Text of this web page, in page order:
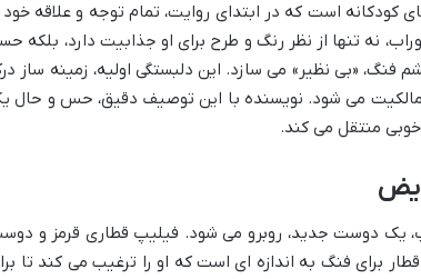
کودکانه است که در ابتدای روایت، تمام توجه و علاقه خود
نه تنها از نظر رنگ و طرح برای او جذابیت دارد، بلکه
فنگ، «بی نظیر» می سازد. این دلبستگی اولیه، زمینه ساز
می شود. نویسنده با این توصیف دقیق، حس و حال
منتقل می کند.
یک دوست جدید، روبرو می شود. فیلیپ قطاری قرمز و
برای فنگ به اندازه ای است که او را ترغیب می کند تا